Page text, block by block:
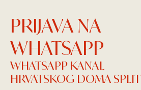
PRIJAVA NA
WHATSAPP
WHATSAPP KANAL
HRVATSKOG DOMA SPLIT